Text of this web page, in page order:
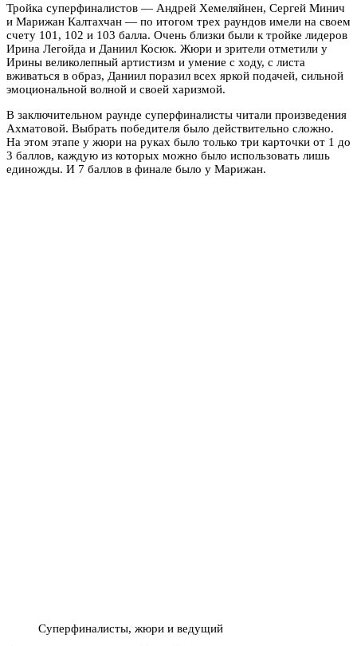
Тройка суперфиналистов — Андрей Хемеляйнен, Сергей Минич
и Марижан Калтахчан — по итогом трех раундов имели на своем
счету 101, 102 и 103 балла. Очень близки были к тройке лидеров
Ирина Легойда и Даниил Косюк. Жюри и зрители отметили у
Ирины великолепный артистизм и умение с ходу, с листа
вживаться в образ, Даниил поразил всех яркой подачей, сильной
эмоциональной волной и своей харизмой.
В заключительном раунде суперфиналисты читали произведения
Ахматовой. Выбрать победителя было действительно сложно.
На этом этапе у жюри на руках было только три карточки от 1 до
3 баллов, каждую из которых можно было использовать лишь
единожды. И 7 баллов в финале было у Марижан.
Суперфиналисты, жюри и ведущий